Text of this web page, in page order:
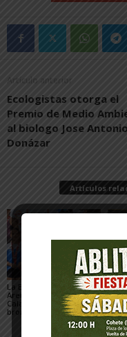
Artículo anterior
Ecologistas otorga el
Premio de Medio
al biologo Jose Antonio
Donázar
Artículos
La Escuela del Triatlón
Arenas regresa de
Calahorra con dos
bronces nacionales
el
un